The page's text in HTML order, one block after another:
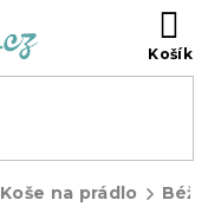
Koše na prádlo